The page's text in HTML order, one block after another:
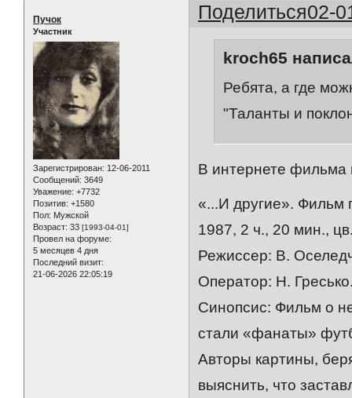
Поделиться02-
Пучок
Участник
Зарегистрирован: 12-06-2011
Сообщений: 3649
Уважение: +7732
Позитив: +1580
Пол: Мужской
Возраст: 33 [1993-04-01]
Провел на форуме:
5 месяцев 4 дня
Последний визит:
21-06-2026 22:05:19
kroch65
Ребята, а где
"Таланты и
В интернете фильма
«...И другие». Фильм
1987, 2 ч., 20 мин.,
Режиссер: В.
Оператор: Н.
Синопсис: Фильм о
стали «фанаты»
Авторы картины,
выяснить, что